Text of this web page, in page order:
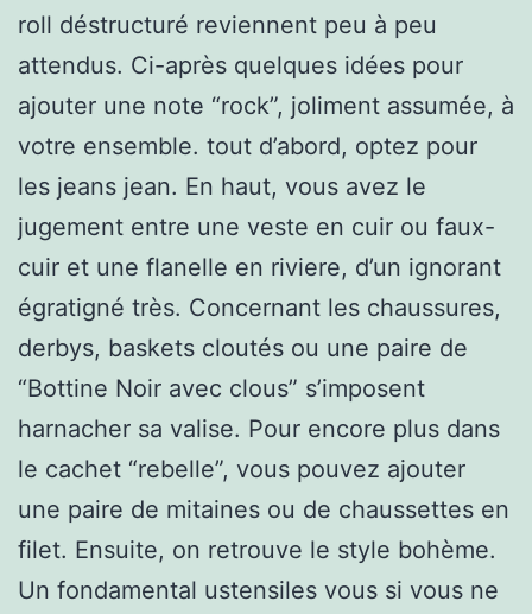
roll déstructuré reviennent peu à peu
attendus. Ci-après quelques idées pour
ajouter une note “rock”, joliment assumée, à
votre ensemble. tout d’abord, optez pour
les jeans jean. En haut, vous avez le
jugement entre une veste en cuir ou faux-
cuir et une flanelle en riviere, d’un ignorant
égratigné très. Concernant les chaussures,
derbys, baskets cloutés ou une paire de
“Bottine Noir avec clous” s’imposent
harnacher sa valise. Pour encore plus dans
le cachet “rebelle”, vous pouvez ajouter
une paire de mitaines ou de chaussettes en
filet. Ensuite, on retrouve le style bohème.
Un fondamental ustensiles vous si vous ne